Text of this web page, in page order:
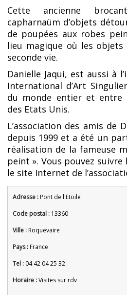
Cette ancienne
capharnaüm d’objets
de poupées aux robes
lieu magique où les
seconde vie.
Danielle Jaqui, est aussi à
International d’Art
du monde entier et entre
des Etats Unis.
L’association des amis de
depuis 1999 et a été un
réalisation de la fameuse
peint ». Vous pouvez suivre
le site Internet de
Adresse :Pont de l'Etoile
Code postal : 13360
Ville :Roquevaire
Pays :France
Tel : 04 42 04 25 32
Horaire :Visites sur rdv